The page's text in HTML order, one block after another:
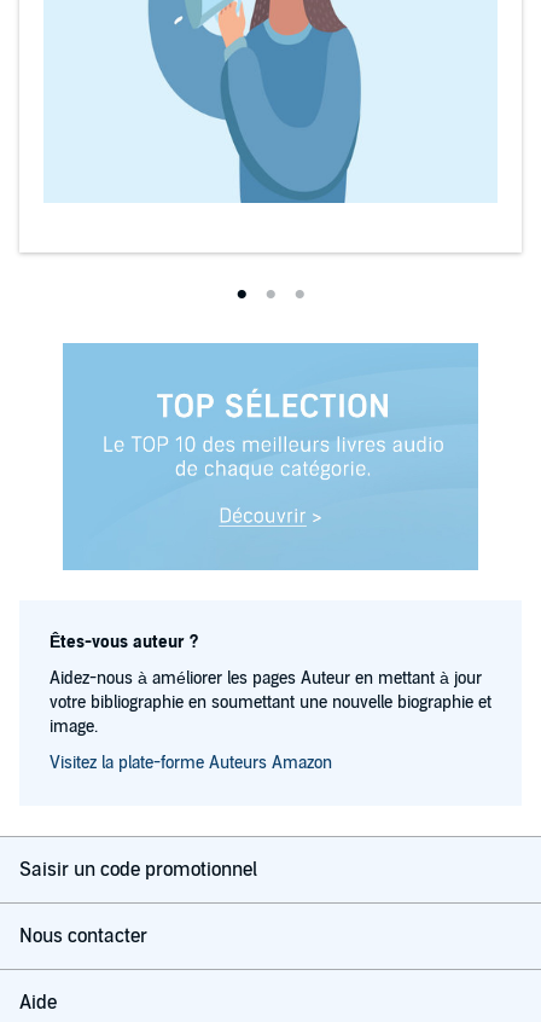
Êtes-vous auteur ?
Aidez-nous à améliorer les pages Auteur en mettant à jour
votre bibliographie en soumettant une nouvelle biographie et
image.
Visitez la plate-forme Auteurs Amazon
Saisir un code promotionnel
Nous contacter
Aide